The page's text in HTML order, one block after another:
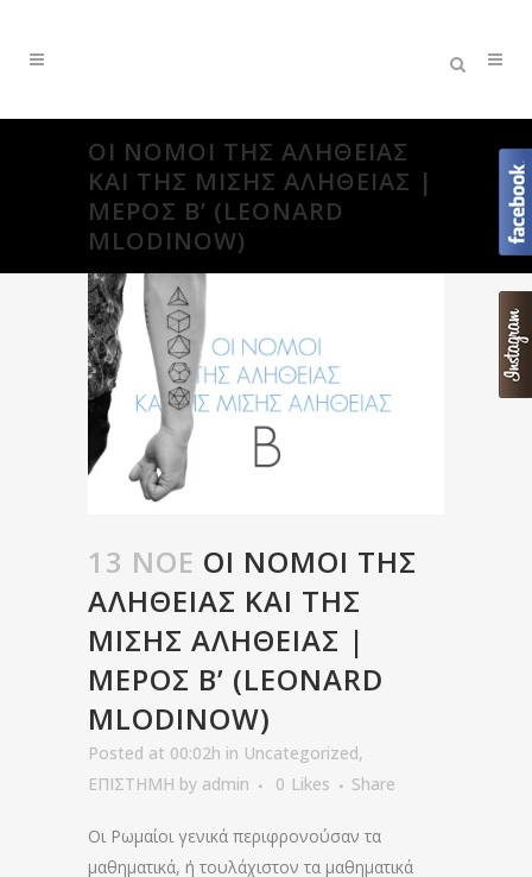
ΟΙ ΝΌΜΟΙ ΤΗΣ ΑΛΉΘΕΙΑΣ
ΚΑΙ ΤΗΣ ΜΙΣΉΣ ΑΛΉΘΕΙΑΣ |
ΜΈΡΟΣ Β’ (LEONARD
MLODINOW)
13 ΝΟΈ ΟΙ ΝΌΜΟΙ ΤΗΣ
ΑΛΉΘΕΙΑΣ ΚΑΙ ΤΗΣ
ΜΙΣΉΣ ΑΛΉΘΕΙΑΣ |
ΜΈΡΟΣ Β’ (LEONARD
MLODINOW)
Posted at 00:02h in Uncategorized,
ΕΠΙΣΤΗΜΗ by admin 0 Likes Share
Οι Ρωμαίοι γενικά περιφρονούσαν τα
μαθηματικά, ή τουλάχιστον τα μαθηματικά